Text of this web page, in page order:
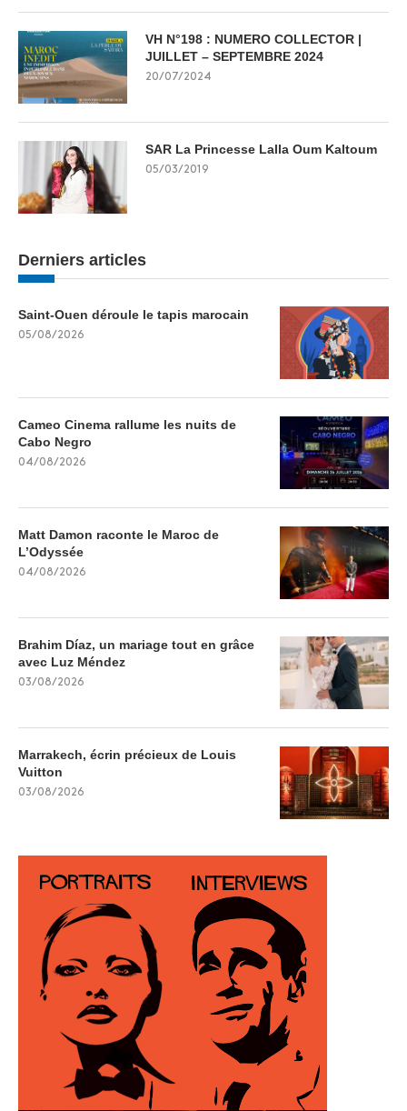
VH N°198 : NUMERO COLLECTOR |
JUILLET – SEPTEMBRE 2024
20/07/2024
SAR La Princesse Lalla Oum Kaltoum
05/03/2019
Derniers articles
Saint-Ouen déroule le tapis marocain
05/08/2026
Cameo Cinema rallume les nuits de
Cabo Negro
04/08/2026
Matt Damon raconte le Maroc de
L’Odyssée
04/08/2026
Brahim Díaz, un mariage tout en grâce
avec Luz Méndez
03/08/2026
Marrakech, écrin précieux de Louis
Vuitton
03/08/2026